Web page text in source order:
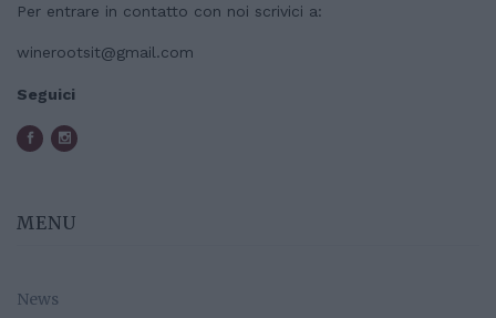
Per entrare in contatto con noi scrivici a:
winerootsit@gmail.com
Seguici
MENU
News